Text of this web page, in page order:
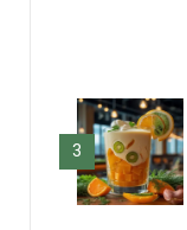
3